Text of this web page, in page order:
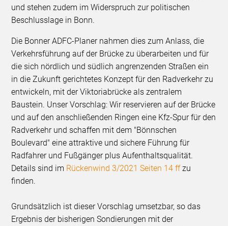
und stehen zudem im Widerspruch zur politischen
Beschlusslage in Bonn.
Die Bonner ADFC-Planer nahmen dies zum Anlass, die
Verkehrsführung auf der Brücke zu überarbeiten und für
die sich nördlich und südlich angrenzenden Straßen ein
in die Zukunft gerichtetes Konzept für den Radverkehr zu
entwickeln, mit der Viktoriabrücke als zentralem
Baustein. Unser Vorschlag: Wir reservieren auf der Brücke
und auf den anschließenden Ringen eine Kfz-Spur für den
Radverkehr und schaffen mit dem "Bönnschen
Boulevard" eine attraktive und sichere Führung für
Radfahrer und Fußgänger plus Aufenthaltsqualität.
Details sind im Rückenwind 3/2021 Seiten 14 ffzu
finden.
Grundsätzlich ist dieser Vorschlag umsetzbar, so das
Ergebnis der bisherigen Sondierungen mit der